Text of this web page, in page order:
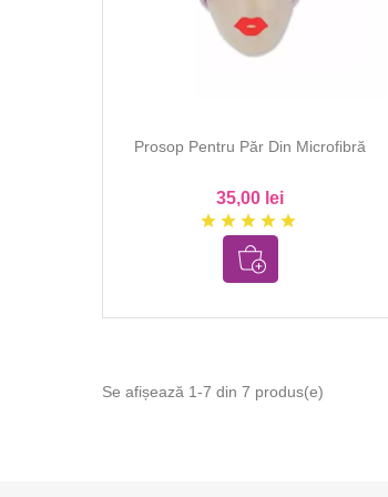
Prosop Pentru Păr Din Microfibră
35,00 lei
star star star star star
Se afișează 1-7 din 7 produs(e)